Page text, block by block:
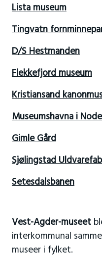
Lista museum
Tingvatn
D/S Hestmanden
Flekkefjord museum
Kristiansand
Museumshavna i
Gimle Gård
Sjølingstad
Setesdalsbanen
Vest-Agder-museet
interkommunal
museer i fylket.